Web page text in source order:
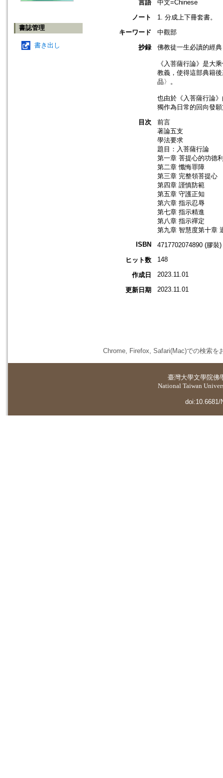
書誌管理
書き出し
言語
中文=Chinese
ノート
1. 分成上下冊套書。
キーワード
中觀部
抄録
佛教徒一生必讀的經
《入菩薩行論》是大
教義，使得這部典籍
品〉。
也由於《入菩薩行論
獨作為日常的回向發
目次
前言
著論五支
學法要求
題目：入菩薩行論
第一章 菩提心的功德
第二章 懺悔罪障
第三章 完整領菩提心
第四章 謹慎防範
第五章 守護正知
第六章 指示忍辱
第七章 指示精進
第八章 指示禪定
第九章 智慧度第十章
ISBN
4717702074890 (膠裝)
ヒット数
148
作成日 2023.11.01
更新日期 2023.11.01
Chrome, Firefox, Safari(Mac)での検索を
臺灣大學文學院佛
National Taiwan
doi:10.6681/